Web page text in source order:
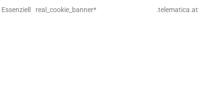
Essenziell real_cookie_banner* .telematica.at